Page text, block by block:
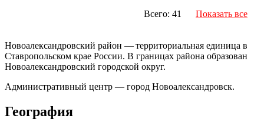
Всего: 41
Показать все
Новоалександровский район — территориальная единица в
Ставропольском крае России. В границах района образован
Новоалександровский городской округ.
Административный центр — город Новоалександровск.
География